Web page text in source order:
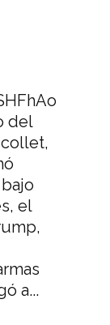
del
el
a...